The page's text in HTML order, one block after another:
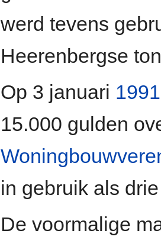
werd tevens
Heerenbergse
Op 3 januari 1991
15.000 gulden
in gebruik als
De voormalige